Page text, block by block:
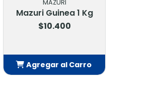
MAZURI
Mazuri Guinea 1 Kg
$10.400
Agregar al Carro